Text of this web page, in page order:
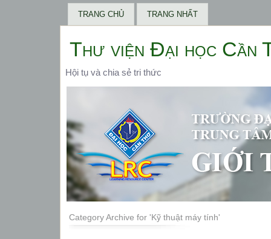
TRANG CHỦ TRANG NHẤT
Thư viện Đại học Cần
Hội tụ và chia sẻ tri thức
Category Archive for 'Kỹ thuật máy tính'